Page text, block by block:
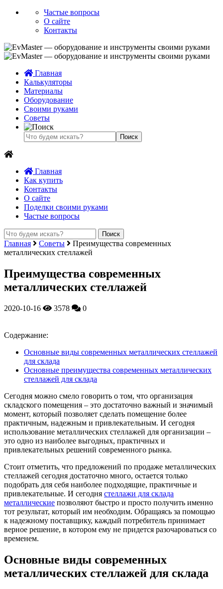
Частые вопросы
О сайте
Контакты
Главная
Калькуляторы
Материалы
Оборудование
Своими руками
Советы
Главная
Как купить
Контакты
О сайте
Поделки своими руками
Частые вопросы
Главная Советы
Преимущества современных
металлических стеллажей
Преимущества современных
металлических стеллажей
2020-10-16 3578 0
Содержание:
Основные виды современных металлических стеллажей
для склада
Основные преимущества современных металлических
стеллажей для склада
Сегодня можно смело говорить о том, что организация
складского помещения – это достаточно важный и значимый
момент, который позволяет сделать помещение более
практичным, надежным и привлекательным. И сегодня
использование металлических стеллажей для организации –
это одно из наиболее выгодных, практичных и
привлекательных решений современного рынка.
Стоит отметить, что предложений по продаже металлических
стеллажей сегодня достаточно много, остается только
подобрать для себя наиболее подходящие, практичные и
привлекательные. И сегодня стеллажи для склада
металлические позволяют быстро и просто получить именно
тот результат, который им необходим. Обращаясь за помощью
к надежному поставщику, каждый потребитель принимает
верное решение, в котором ему не придется разочароваться со
временем.
Основные виды современных
металлических стеллажей для склада